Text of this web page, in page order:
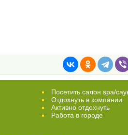
Посетить салон spa/
Отдохнуть в компании
Активно отдохнуть
Работа в городе